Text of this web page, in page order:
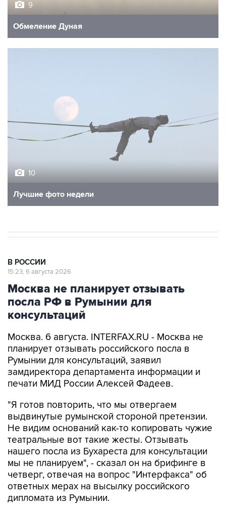
9
Обмеление Дуная
10
Лучшие фото недели
В РОССИИ
15:23, 6 августа 2026
Москва не планирует отзывать
посла РФ в Румынии для
консультаций
Москва. 6 августа. INTERFAX.RU - Москва не
планирует отзывать российского посла в
Румынии для консультаций, заявил
замдиректора департамента информации и
печати МИД России Алексей Фадеев.
"Я готов повторить, что мы отвергаем
выдвинутые румынской стороной претензии.
Не видим оснований как-то копировать чужие
театральные вот такие жесты. Отзывать
нашего посла из Бухареста для консультации
мы не планируем", - сказал он на брифинге в
четверг, отвечая на вопрос "Интерфакса" об
ответных мерах на высылку российского
дипломата из Румынии.